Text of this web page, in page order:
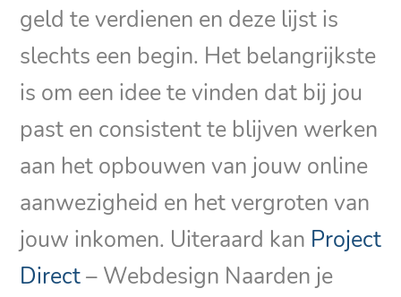
geld te verdienen en deze lijst is
slechts een begin. Het belangrijkste
is om een idee te vinden dat bij jou
past en consistent te blijven werken
aan het opbouwen van jouw online
aanwezigheid en het vergroten van
jouw inkomen. Uiteraard kan Project
Direct– Webdesign Naarden je